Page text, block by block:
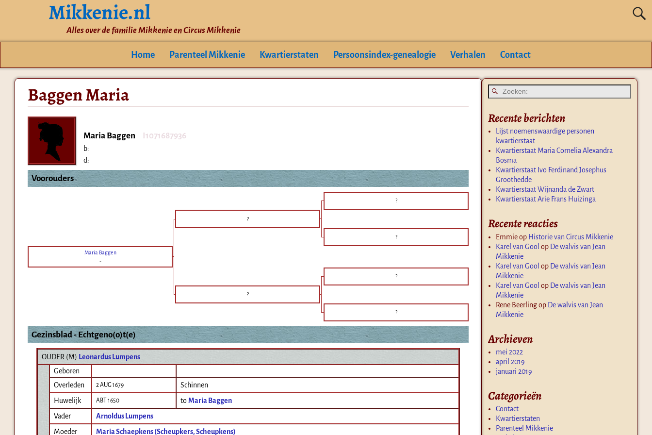
Mikkenie.nl
Alles over de familie Mikkenie en Circus Mikkenie
Home Parenteel Mikkenie Kwartierstaten Persoonsindex-genealogie Verhalen Contact
Baggen Maria
Maria Baggen I1071687936
b:
d:
Voorouders
?
?
?
Maria Baggen
-
?
?
?
Gezinsblad - Echtgeno(o)t(e)
OUDER (M) Leonardus Lumpens
Geboren
Overleden
2 AUG 1679
Schinnen
Huwelijk
ABT 1650 toMaria Baggen
Vader
Arnoldus Lumpens
Moeder
Maria Schaepkens (Scheupkers, Scheupkens)
Recente berichten
Lijst noemenswaardige personen
kwartierstaat
Kwartierstaat Maria Cornelia Alexandra
Bosma
Kwartierstaat Ivo Ferdinand Josephus
Groothedde
Kwartierstaat Wijnanda de Zwart
Kwartierstaat Arie Frans Huizinga
Recente reacties
Emmieop Historie van Circus Mikkenie
Karel van Gool op De walvis van Jean
Mikkenie
Karel van Gool op De walvis van Jean
Mikkenie
Karel van Gool op De walvis van Jean
Mikkenie
Rene Beerlingop De walvis van Jean
Mikkenie
Archieven
mei 2022
april 2019
januari 2019
Categorieën
Contact
Kwartierstaten
Parenteel Mikkenie